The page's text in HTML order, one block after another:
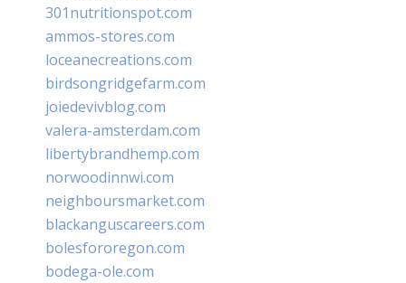
301nutritionspot.com
ammos-stores.com
loceanecreations.com
birdsongridgefarm.com
joiedevivblog.com
valera-amsterdam.com
libertybrandhemp.com
norwoodinnwi.com
neighboursmarket.com
blackanguscareers.com
bolesfororegon.com
bodega-ole.com